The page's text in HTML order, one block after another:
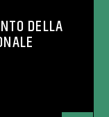
DELLA